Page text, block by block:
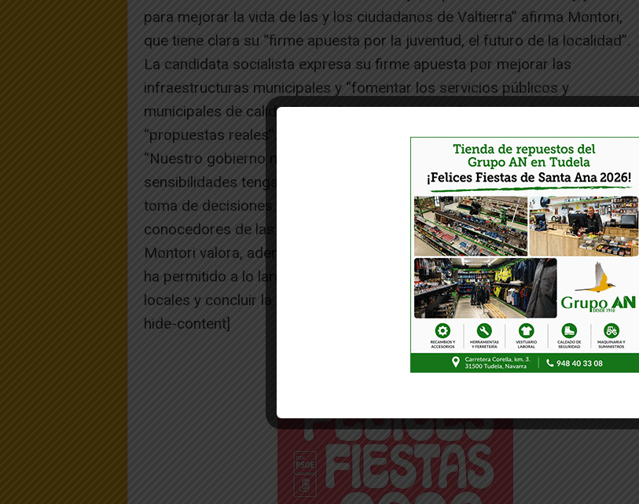
para mejorar la vida de las y los ciudadanos de Valtierra” afirma Montori,
que tiene clara su “firme apuesta por la juventud, el futuro de la localidad”.
La candidata socialista expresa su firme apuesta por mejorar las
infraestructuras municipales y “fomentar los servicios públicos y
municipales de calidad”. No olvida, tampoco, trabajar por el turismo con
“propuestas reales”.
“Nuestro gobierno municipal será progresista, social, donde todas las
sensibilidades tengan cabida”, afirma Montori, y ofrece “participación” en la
toma de decisiones. “Diálogo y escucha activa constante para ser
conocedores de las necesidades de nuestros vecinos y vecinas”.
Montori valora, además, la buena sintonía con el Gobierno de Navarra, que
ha permitido a lo largo de esta legislatura mejorar las infraestructuras
locales y concluir la rehabilitación de la Torraza, símbolo de Valtierra.[/ihc-
hide-content]